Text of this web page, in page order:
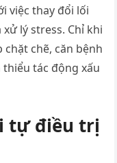
việc thay đổi lối
lý stress. Chỉ khi
chẽ, căn bệnh
tác động xấu
tự điều trị